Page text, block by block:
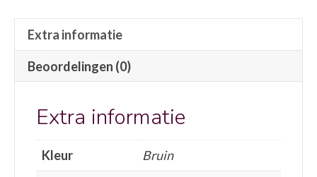
Extra informatie
Beoordelingen (0)
Extra informatie
Kleur
Bruin